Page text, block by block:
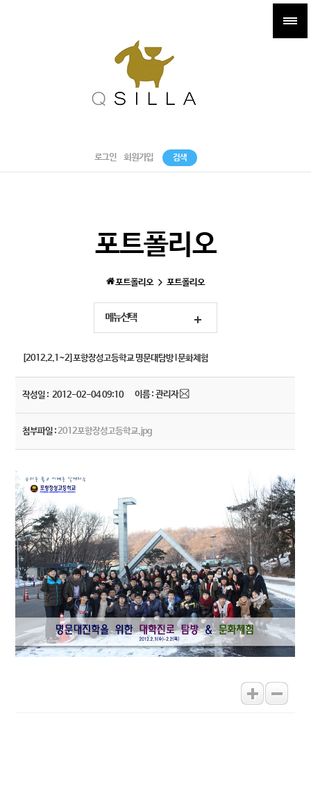
로그인 회원가입 검색
포트폴리오
포트폴리오 포트폴리오
메뉴선택
[2012.2.1~2]포항장성고등학교 명문대탐방 l 문화체험
작성일 : 2012-02-04 09:10 이름 : 관리자
첨부파일 :2012포항장성고등학교.jpg